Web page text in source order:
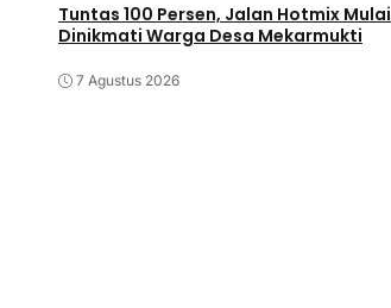
Tuntas 100 Persen, Jalan Hotmix Mulai
Dinikmati Warga Desa Mekarmukti
7 Agustus 2026